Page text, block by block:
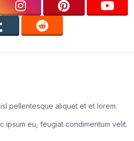
pellentesque aliquet et et lorem.
ipsum eu, feugiat condimentum velit.